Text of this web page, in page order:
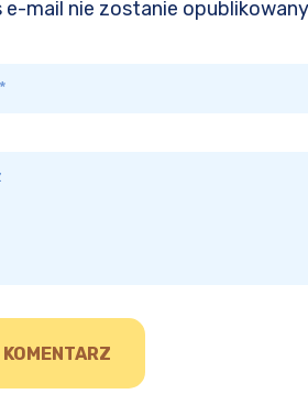
e-mail nie zostanie